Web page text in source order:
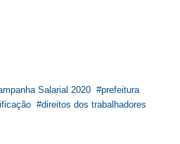
Salarial 2020
prefeitura
direitos dos trabalhadores